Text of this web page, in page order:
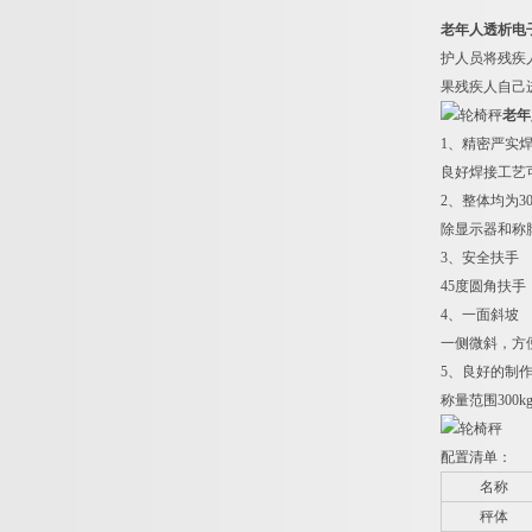
老年人透析电
护人员将残疾
果残疾人自己
老
1、精密严实
良好焊接工
2、整体均为
除显示器和称
3、安全扶手
45度圆角扶手
4、一面斜坡
一侧微斜，方
5、良好的制作
称量范围
配置清单：
名称
秤体